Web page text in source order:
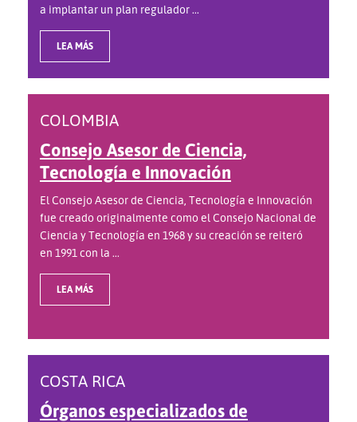
a implantar un plan regulador ...
LEA MÁS
COLOMBIA
Consejo Asesor de Ciencia,
Tecnología e Innovación
El Consejo Asesor de Ciencia, Tecnología e Innovación
fue creado originalmente como el Consejo Nacional de
Ciencia y Tecnología en 1968 y su creación se reiteró
en 1991 con la ...
LEA MÁS
COSTA RICA
Órganos especializados de